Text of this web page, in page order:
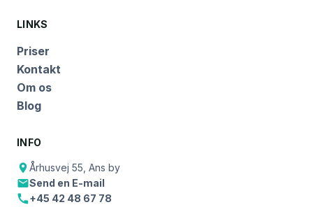
LINKS
Priser
Kontakt
Om os
Blog
INFO
Århusvej 55, Ans by
Send en E-mail
+45 42 48 67 78